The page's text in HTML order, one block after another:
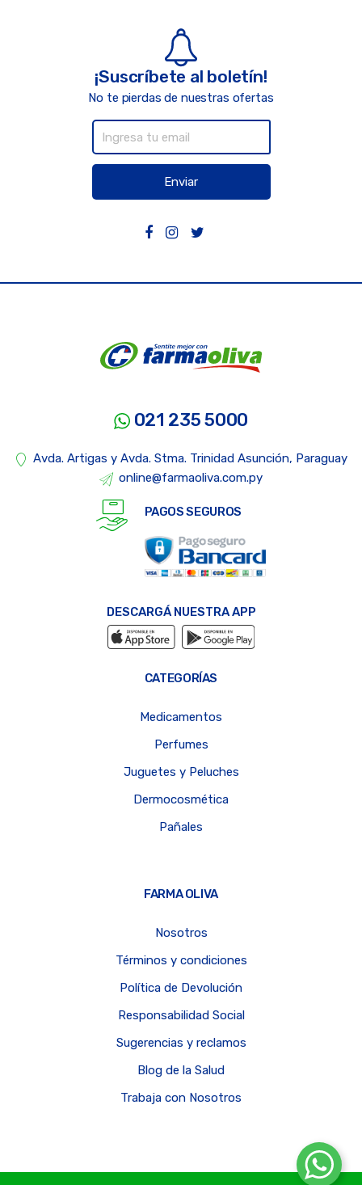
¡Suscríbete al boletín!
No te pierdas de nuestras ofertas
Enviar
021 235 5000
Avda. Artigas y Avda. Stma. Trinidad Asunción, Paraguay
online@farmaoliva.com.py
PAGOS SEGUROS
DESCARGÁ NUESTRA APP
CATEGORÍAS
Medicamentos
Perfumes
Juguetes y Peluches
Dermocosmética
Pañales
FARMA OLIVA
Nosotros
Términos y condiciones
Política de Devolución
Responsabilidad Social
Sugerencias y reclamos
Blog de la Salud
Trabaja con Nosotros